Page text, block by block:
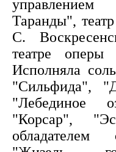
Таранды",
С.
театре
Исполняла
"Сильфида",
"Лебединое
"Корсар",
обладателем